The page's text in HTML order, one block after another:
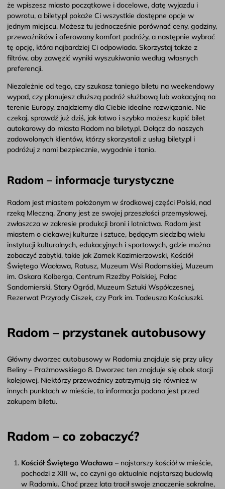
że wpiszesz miasto początkowe i docelowe, datę wyjazdu i
powrotu, a bilety.pl pokaże Ci wszystkie dostępne opcje w
jednym miejscu. Możesz tu jednocześnie porównać ceny, godziny,
przewoźników i oferowany komfort podróży, a następnie wybrać
tę opcję, która najbardziej Ci odpowiada. Skorzystaj także z
filtrów, aby zawęzić wyniki wyszukiwania według własnych
preferencji.
Niezależnie od tego, czy szukasz taniego biletu na weekendowy
wypad, czy planujesz dłuższą podróż służbową lub wakacyjną na
terenie Europy, znajdziemy dla Ciebie idealne rozwiązanie. Nie
czekaj, sprawdź już dziś, jak łatwo i szybko możesz kupić bilet
autokarowy do miasta Radom na bilety.pl. Dołącz do naszych
zadowolonych klientów, którzy skorzystali z usług bilety.pl i
podróżuj z nami bezpiecznie, wygodnie i tanio.
Radom – informacje turystyczne
Radom jest miastem położonym w środkowej części Polski, nad
rzeką Mleczną. Znany jest ze swojej przeszłości przemysłowej,
zwłaszcza w zakresie produkcji broni i lotnictwa. Radom jest
miastem o ciekawej kulturze i sztuce, będącym siedzibą wielu
instytucji kulturalnych, edukacyjnych i sportowych, gdzie można
zobaczyć zabytki, takie jak Zamek Kazimierzowski, Kościół
Świętego Wacława, Ratusz, Muzeum Wsi Radomskiej, Muzeum
im. Oskara Kolberga, Centrum Rzeźby Polskiej, Pałac
Sandomierski, Stary Ogród, Muzeum Sztuki Współczesnej,
Rezerwat Przyrody Ciszek, czy Park im. Tadeusza Kościuszki.
Radom – przystanek autobusowy
Główny dworzec autobusowy w Radomiu znajduje się przy ulicy
Beliny – Prażmowskiego 8. Dworzec ten znajduje się obok stacji
kolejowej. Niektórzy przewoźnicy zatrzymują się również w
innych punktach w mieście, ta informacja podana jest przed
zakupem biletu.
Radom – co zobaczyć?
Kościół Świętego Wacława – najstarszy kościół w mieście,
pochodzi z XIII w., co czyni go aktualnie najstarszą budowlą
w Radomiu. Choć przez lata tracił swoje znaczenie sakralne,